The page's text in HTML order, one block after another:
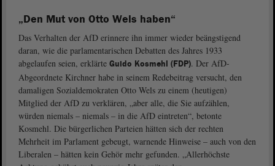
„Den Mut von Otto Wels haben“
Das Verhalten der AfD erinnere ihn immer wieder beängstigend
daran, wie die parlamentarischen Debatten des Jahres 1933
abgelaufen seien, erklärte Guido Kosmehl (FDP). Der AfD-
Abgeordnete Kirchner habe in seinem Redebeitrag versucht, den
damaligen Sozialdemokraten Otto Wels zu einem (heutigen)
Mitglied der AfD zu verklären, „aber alle, die Sie aufzählen,
würden niemals – niemals – in die AfD eintreten“, betonte
Kosmehl. Die bürgerlichen Parteien hätten sich der rechten
Mehrheit im Parlament gebeugt, warnende Hinweise – auch von den
Liberalen – hätten kein Gehör mehr gefunden. „Allerhöchste